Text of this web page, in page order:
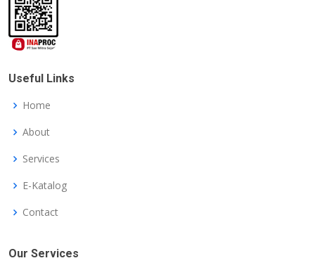
Useful Links
Home
About
Services
E-Katalog
Contact
Our Services